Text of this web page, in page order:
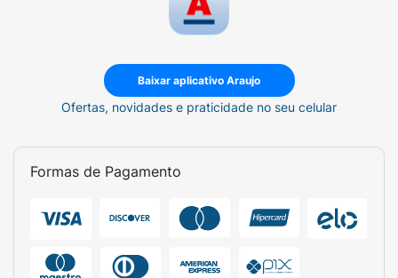
Baixar aplicativo Araujo
Ofertas, novidades e praticidade no seu celular
Formas de Pagamento